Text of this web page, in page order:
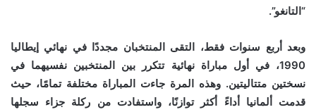
“التانغو”.
وبعد أربع سنوات فقط، التقى المنتخبان مجددًا في نهائي إيطاليا
1990، في أول مباراة نهائية تتكرر بين المنتخبين نفسيهما في
نسختين متتاليتين. وهذه المرة جاءت المباراة مختلفة تمامًا، حيث
قدمت ألمانيا أداءً أكثر توازنًا، واستفادت من ركلة جزاء سجلها